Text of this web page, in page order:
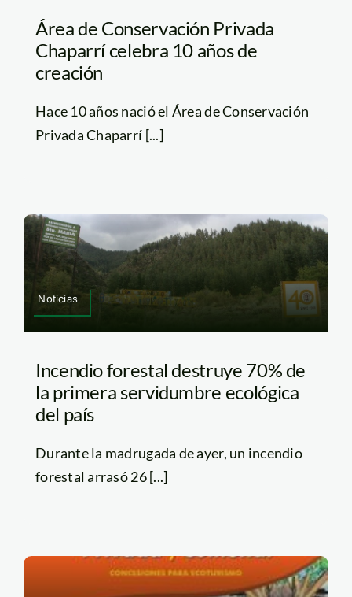
Área de Conservación Privada
Chaparrí celebra 10 años de
creación
Hace 10 años nació el Área de Conservación
Privada Chaparrí [...]
Noticias
Incendio forestal destruye 70% de
la primera servidumbre ecológica
del país
Durante la madrugada de ayer, un incendio
forestal arrasó 26 [...]